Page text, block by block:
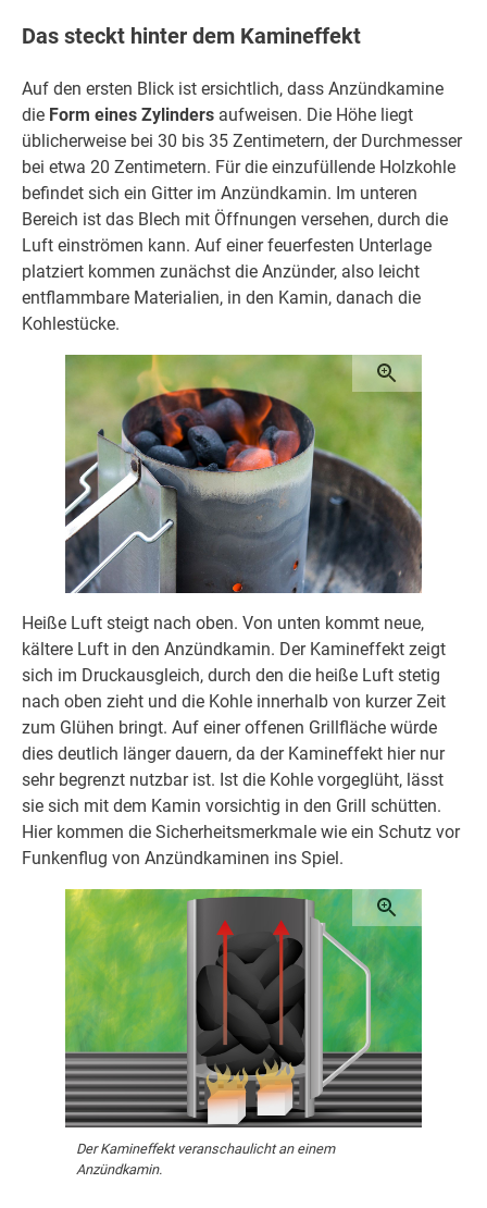
Das steckt hinter dem Kamineffekt
Auf den ersten Blick ist ersichtlich, dass Anzündkamine
die Form eines Zylinders aufweisen. Die Höhe liegt
üblicherweise bei 30 bis 35 Zentimetern, der Durchmesser
bei etwa 20 Zentimetern. Für die einzufüllende Holzkohle
befindet sich ein Gitter im Anzündkamin. Im unteren
Bereich ist das Blech mit Öffnungen versehen, durch die
Luft einströmen kann. Auf einer feuerfesten Unterlage
platziert kommen zunächst die Anzünder, also leicht
entflammbare Materialien, in den Kamin, danach die
Kohlestücke.
Heiße Luft steigt nach oben. Von unten kommt neue,
kältere Luft in den Anzündkamin. Der Kamineffekt zeigt
sich im Druckausgleich, durch den die heiße Luft stetig
nach oben zieht und die Kohle innerhalb von kurzer Zeit
zum Glühen bringt. Auf einer offenen Grillfläche würde
dies deutlich länger dauern, da der Kamineffekt hier nur
sehr begrenzt nutzbar ist. Ist die Kohle vorgeglüht, lässt
sie sich mit dem Kamin vorsichtig in den Grill schütten.
Hier kommen die Sicherheitsmerkmale wie ein Schutz vor
Funkenflug von Anzündkaminen ins Spiel.
Der Kamineffekt veranschaulicht an einem
Anzündkamin.